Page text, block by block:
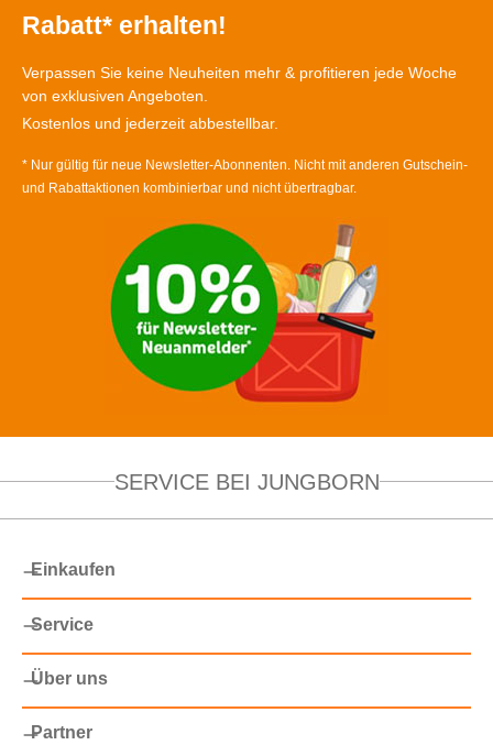
Rabatt* erhalten!
Verpassen Sie keine Neuheiten mehr & profitieren jede Woche
von exklusiven Angeboten.
Kostenlos und jederzeit abbestellbar.
* Nur gültig für neue Newsletter-Abonnenten. Nicht mit anderen Gutschein-
und Rabattaktionen kombinierbar und nicht übertragbar.
SERVICE BEI JUNGBORN
Einkaufen
Service
Über uns
Partner